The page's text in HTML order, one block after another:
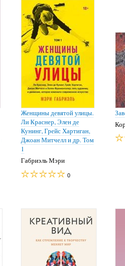
Женщины девятой улицы.
Ли Краснер, Элен де
Кунинг, Грейс Хартиган,
Джоан Митчелл и др. Том
1
Габриэль Мэри
0